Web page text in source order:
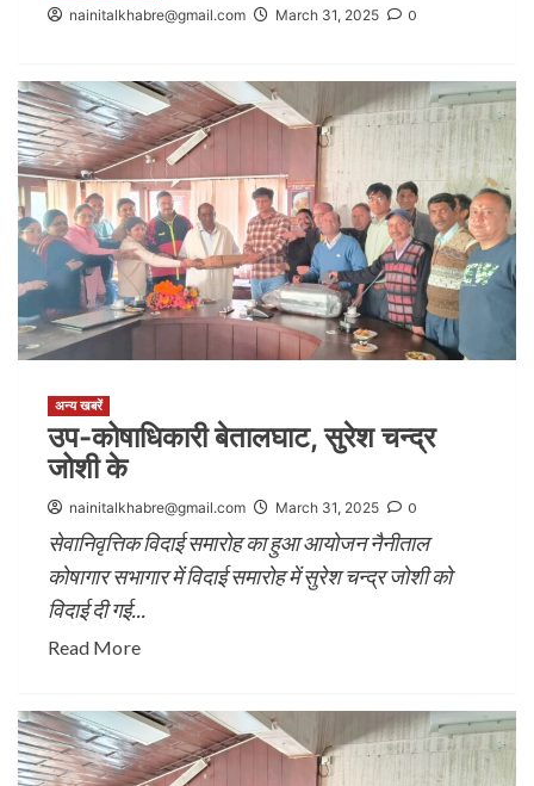
nainitalkhabre@gmail.com March 31, 2025 0
अन्य खबरें
उप-कोषाधिकारी बेतालघाट, सुरेश चन्द्र
जोशी के
nainitalkhabre@gmail.com March 31, 2025 0
सेवानिवृत्तिक विदाई समारोह का हुआ आयोजन नैनीताल
कोषागार सभागार में विदाई समारोह में सुरेश चन्द्र जोशी को
विदाई दी गई...
Read More